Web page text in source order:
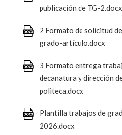
publicación de TG-2.docx
2 Formato de solicitud
grado-artículo.docx
3 Formato entrega
decanatura y dirección
politeca.docx
Plantilla trabajos de
2026.docx